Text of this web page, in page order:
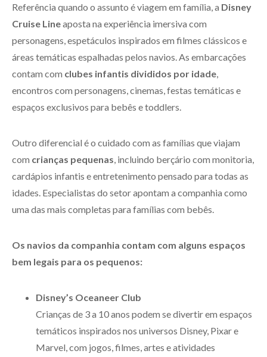
Referência quando o assunto é viagem em família, a Disney
Cruise Lineaposta na experiência imersiva com
personagens, espetáculos inspirados em filmes clássicos e
áreas temáticas espalhadas pelos navios. As embarcações
contam com clubes infantis divididos por idade
encontros com personagens, cinemas, festas temáticas e
espaços exclusivos para bebês e toddlers.
Outro diferencial é o cuidado com as famílias que viajam
com crianças pequenas , incluindo berçário com monitoria,
cardápios infantis e entretenimento pensado para todas as
idades. Especialistas do setor apontam a companhia como
uma das mais completas para famílias com bebês.
Os navios da companhia contam com alguns espaços
bem legais para os pequenos:
Disney’s Oceaneer Club
Crianças de 3 a 10 anos podem se divertir em espaços
temáticos inspirados nos universos Disney, Pixar e
Marvel, com jogos, filmes, artes e atividades